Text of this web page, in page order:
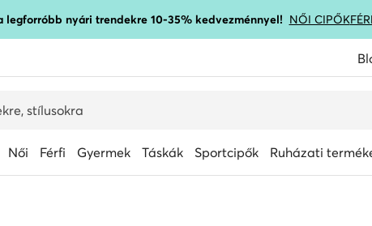
legforróbb nyári trendekre 10-35% kedvezménnyel! NŐI CIPŐK
Női Férfi Gyermek Táskák Sportcipők Ruházati